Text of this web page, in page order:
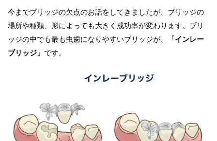
今までブリッジの欠点のお話をしてきましたが、ブリッジの
場所や種類、形によっても大きく成功率が変わります。ブリ
ッジの中でも最も虫歯になりやすいブリッジが、
「インレー
ブリッジ」 です。